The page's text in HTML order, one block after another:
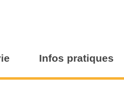
Infos pratiques